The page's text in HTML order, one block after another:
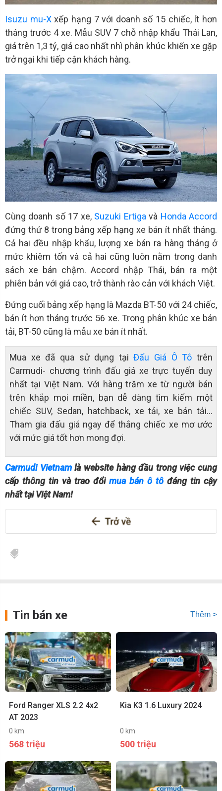
Isuzu mu-Xxếp hạng 7 với doanh số 15 chiếc, ít hơn
tháng trước 4 xe. Mẫu SUV 7 chỗ nhập khẩu Thái Lan,
giá trên 1,3 tỷ, giá cao nhất nhì phân khúc khiến xe gặp
trở ngại khi tiếp cận khách hàng.
Cùng doanh số 17 xe, Suzuki Ertigavà Honda Accord
đứng thứ 8 trong bảng xếp hạng xe bán ít nhất tháng.
Cả hai đều nhập khẩu, lượng xe bán ra hàng tháng ở
mức khiêm tốn và cả hai cũng luôn nằm trong danh
sách xe bán chậm. Accord nhập Thái, bán ra một
phiên bản với giá cao, trở thành rào cản với khách Việt.
Đứng cuối bảng xếp hạng là Mazda BT-50 với 24 chiếc,
bán ít hơn tháng trước 56 xe. Trong phân khúc xe bán
tải, BT-50 cũng là mẫu xe bán ít nhất.
Mua xe đã qua sử dụng tạiĐấu Giá Ô Tô trên
Carmudi- chương trình đấu giá xe trực tuyến duy
nhất tại Việt Nam. Với hàng trăm xe từ người bán
trên khắp mọi miền, bạn dễ dàng tìm kiếm một
chiếc SUV, Sedan, hatchback, xe tải, xe bán tải…
Tham gia đấu giá ngay để thắng chiếc xe mơ ước
với mức giá tốt hơn mong đợi.
Carmudi Vietnamlà website hàng đầu trong việc cung
cấp thông tin và trao đổi mua bán ô tô đáng tin cậy
nhất tại Việt Nam!
Tin bán xe Thêm >
Ford Ranger XLS 2.2 4x2
AT 2023
0 km
568 triệu
Kia K3 1.6 Luxury 2024
0 km
500 triệu